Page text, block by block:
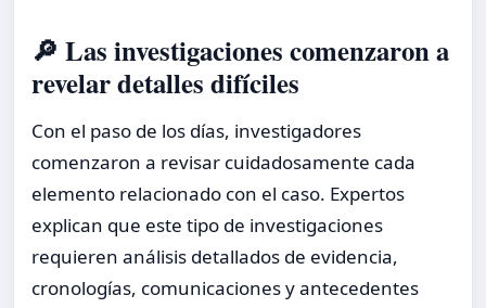
🔎 Las investigaciones comenzaron a
revelar detalles difíciles
Con el paso de los días, investigadores
comenzaron a revisar cuidadosamente cada
elemento relacionado con el caso. Expertos
explican que este tipo de investigaciones
requieren análisis detallados de evidencia,
cronologías, comunicaciones y antecedentes